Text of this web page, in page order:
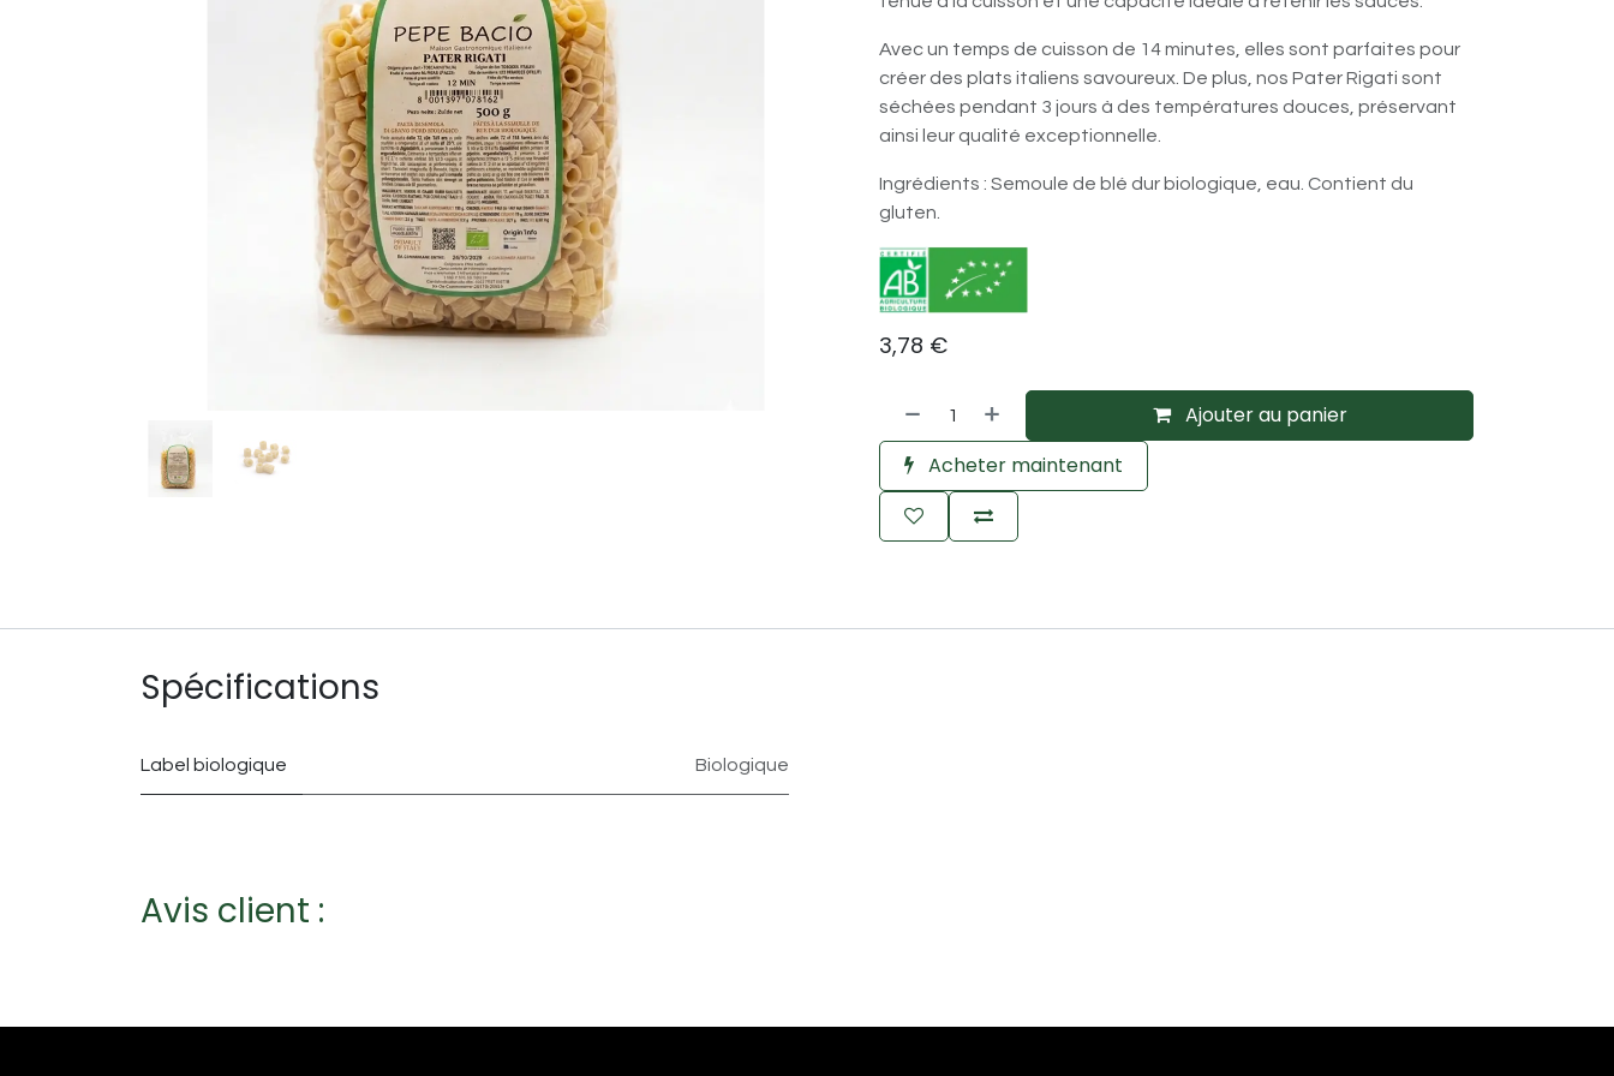
Avec un temps de cuisson de 14 minutes, elles sont parfaites pour
créer des plats italiens savoureux. De plus, nos Pater Rigati sont
séchées pendant 3 jours à des températures douces, préservant
ainsi leur qualité exceptionnelle.
Ingrédients : Semoule de blé dur biologique, eau. Contient du
gluten.
3,78 €
Ajouter au panier
Acheter maintenant
Spécifications
Label biologique Biologique
Avis client :